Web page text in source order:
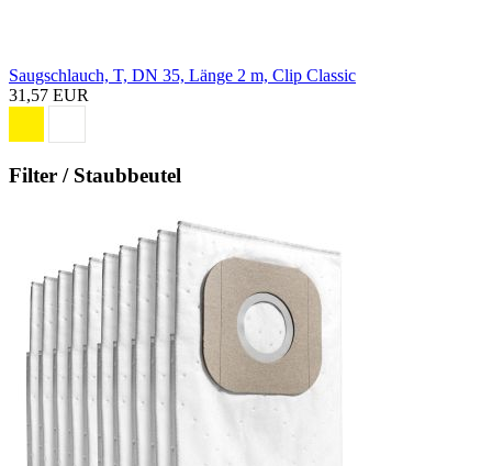
Saugschlauch, T, DN 35, Länge 2 m, Clip Classic
31,57 EUR
Filter / Staubbeutel